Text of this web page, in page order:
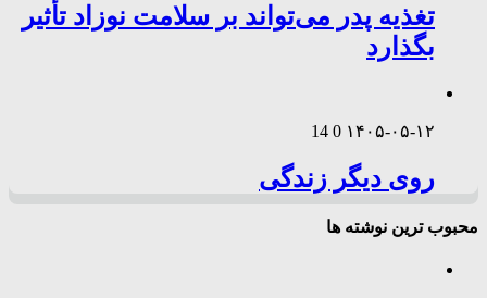
تغذیه پدر می‌تواند بر سلامت نوزاد تأثیر
بگذارد
۱۴۰۵-۰۵-۱۲ 0
14
روی دیگر زندگی
محبوب ترین نوشته ها